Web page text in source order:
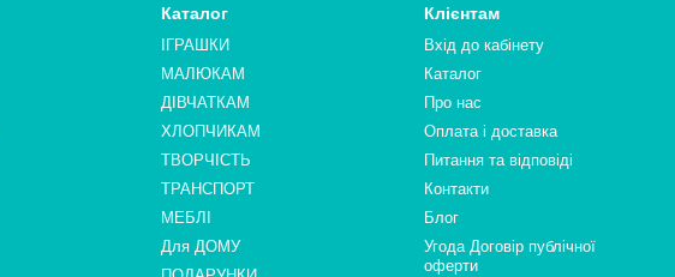
Каталог
ІГРАШКИ
МАЛЮКАМ
ДІВЧАТКАМ
ХЛОПЧИКАМ
ТВОРЧІСТЬ
ТРАНСПОРТ
МЕБЛІ
Для ДОМУ
Клієнтам
Вхід до кабінету
Каталог
Про нас
Оплата і доставка
Питання та відповіді
Контакти
Блог
Угода Договір публічної
оферти